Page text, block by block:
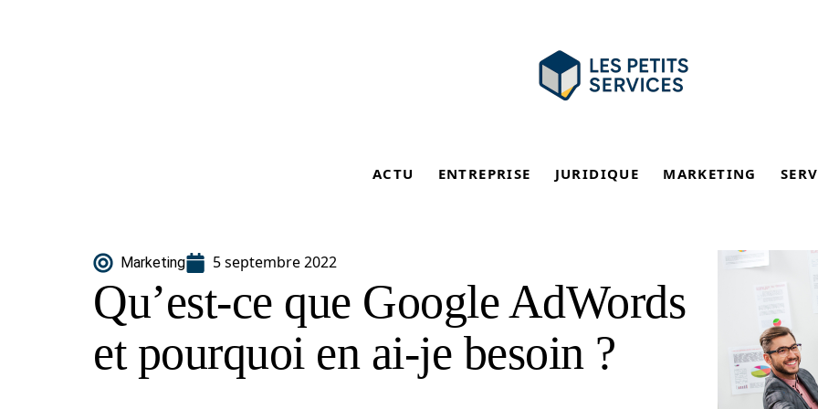
ACTU ENTREPRISE JURIDIQUE MARKETING
Marketing 5 septembre 2022
Qu’est-ce que Google AdWords
et pourquoi en ai-je besoin ?